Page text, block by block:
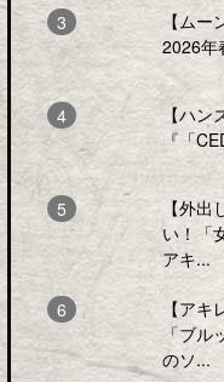
【ムー
2026年
【ハン
『「
【外
い！「
アキ...
【ア
「ブ
のソ...